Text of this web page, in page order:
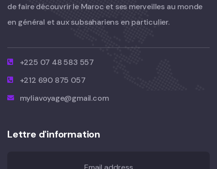
de faire découvrir le Maroc et ses merveilles au monde
en général et aux subsahariens en particulier.
+225 07 48 583 557
+212 690 875 057
myliavoyage@gmail.com
Lettre d'information